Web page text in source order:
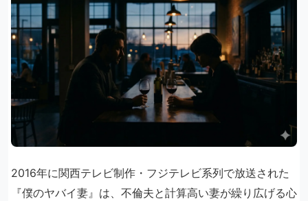
2016年に関西テレビ制作・フジテレビ系列で放送された
『僕のヤバイ妻』は、不倫夫と計算高い妻が繰り広げる心